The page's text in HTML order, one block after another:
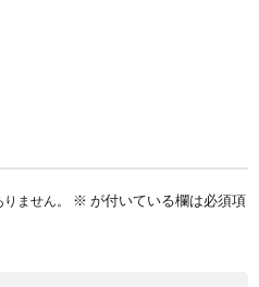
ません。 ※ が付いている欄は必須項